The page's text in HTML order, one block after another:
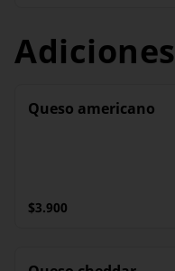
Adiciones
Queso americano
$3.900